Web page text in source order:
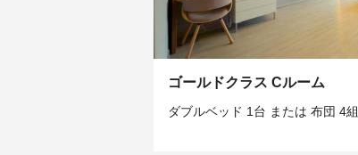
ゴールドクラス Cルーム
ダブルベッド 1台 または 布団 4組